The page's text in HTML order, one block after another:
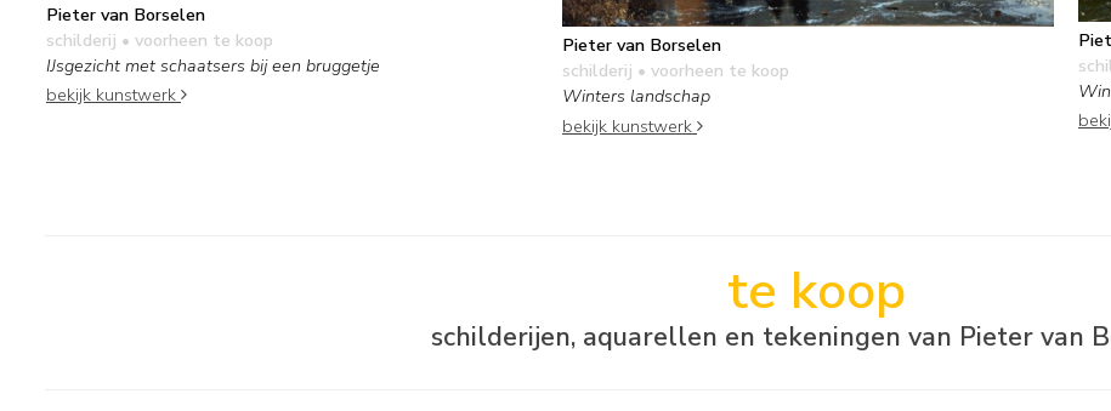
Pieter van Borselen
schilderij • voorheen te koop
IJsgezicht met schaatsers bij een bruggetje
bekijk kunstwerk
Pieter van Borselen
schilderij • voorheen te koop
Winters landschap
bekijk kunstwerk
te koop
schilderijen, aquarellen en tekeningen van Pieter van